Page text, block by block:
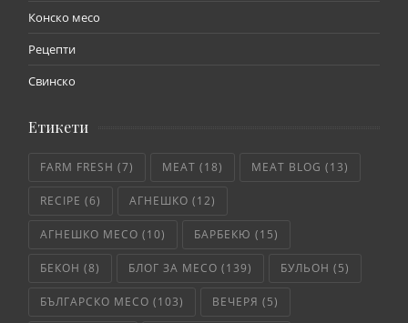
Конско месо
Рецепти
Свинско
Етикети
FARM FRESH (7) MEAT (18) MEAT BLOG (13)
RECIPE (6) АГНЕШКО (12)
АГНЕШКО МЕСО (10) БАРБЕКЮ (15)
БЕКОН (8) БЛОГ ЗА МЕСО (139) БУЛЬОН (5)
БЪЛГАРСКО МЕСО (103) ВЕЧЕРЯ (5)